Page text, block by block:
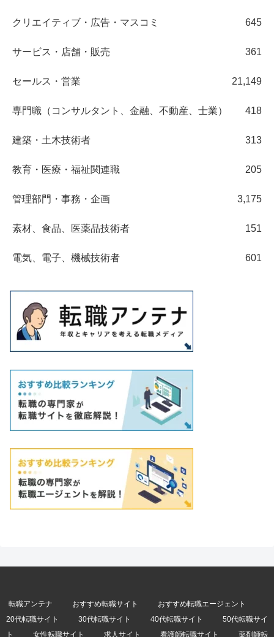
クリエイティブ・広告・マスコミ 645
サービス・店舗・販売 361
セールス・営業 21,149
専門職（コンサルタント、金融、不動産、士業） 418
建築・土木技術者 313
教育・医療・福祉関連職 205
管理部門・事務・企画 3,175
素材、食品、医薬品技術者 151
電気、電子、機械技術者 601
転職アンテナ おすすめ転職サイト
おすすめ転職エージェント
20代転職サイト
30代転職サイト 40代転職サイト
50代転職サイ
ト
女性転職サイト 求人サイト 看護師転職サイト 薬剤師転